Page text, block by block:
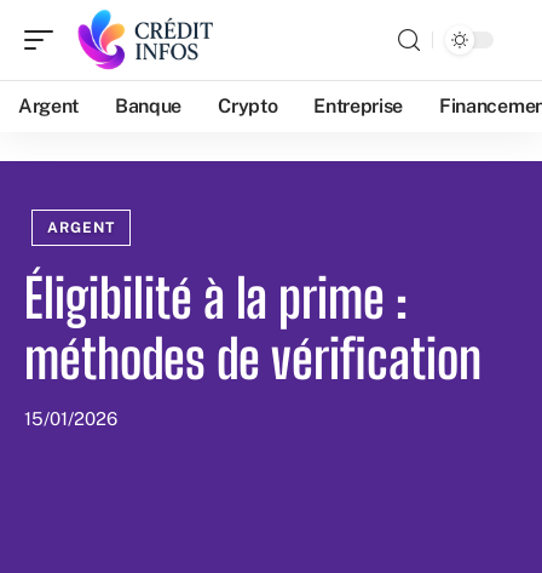
Argent Banque Crypto Entreprise
ARGENT
Éligibilité à la prime :
méthodes de vérification
15/01/2026